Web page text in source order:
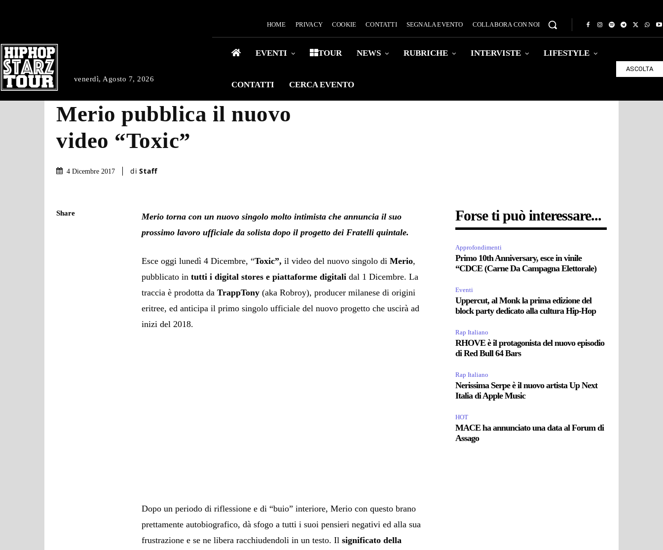
venerdì, Agosto 7, 2026
HOME PRIVACY COOKIE CONTATTI SEGNALA EVENTO COLLABORA CON NOI
EVENTI TOUR NEWS RUBRICHE INTERVISTE LIFESTYLE
CONTATTI CERCA EVENTO
ASCOLTA
Merio pubblica il nuovo
video “Toxic”
4 Dicembre 2017 di Staff
Share
Merio torna con un nuovo singolo molto intimista che annuncia il suo
prossimo lavoro ufficiale da solista dopo il progetto dei Fratelli quintale.
Esce oggi lunedì 4 Dicembre, “Toxic”, il video del nuovo singolo diMerio,
pubblicato intutti i digital stores e piattaforme digitali dal 1 Dicembre. La
traccia è prodotta daTrappTony (aka Robroy), producer milanese di origini
eritree, ed anticipa il primo singolo ufficiale del nuovo progetto che uscirà ad
inizi del 2018.
Dopo un periodo di riflessione e di “buio” interiore, Merio con questo brano
prettamente autobiografico, dà sfogo a tutti i suoi pensieri negativi ed alla sua
frustrazione e se ne libera racchiudendoli in un testo. Ilsignificato della
Forse ti può interessare...
Approfondimenti
Primo 10th Anniversary, esce in vinile
“CDCE (Carne Da Campagna Elettorale)
Eventi
Uppercut, al Monk la prima edizione del
block party dedicato alla cultura Hip-Hop
Rap Italiano
RHOVE è il protagonista del nuovo episodio
di Red Bull 64 Bars
Rap Italiano
Nerissima Serpe è il nuovo artista Up Next
Italia di Apple Music
HOT
MACE ha annunciato una data al Forum di
Assago